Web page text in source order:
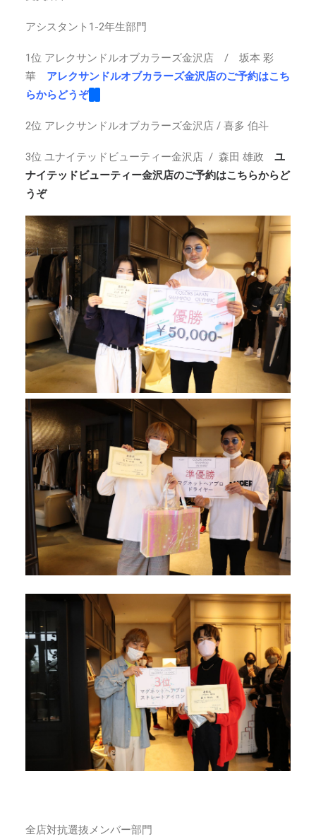
アシスタント1-2年生部門
1位 アレクサンドルオブカラーズ金沢店 / 坂本 彩
華 アレクサンドルオブカラーズ金沢店のご予約はこち
らからどうぞ
2位 アレクサンドルオブカラーズ金沢店 / 喜多 伯斗
3位 ユナイテッドビューティー金沢店 / 森田 雄政 ユ
ナイテッドビューティー金沢店のご予約はこちらからど
うぞ
全店対抗選抜メンバー部門